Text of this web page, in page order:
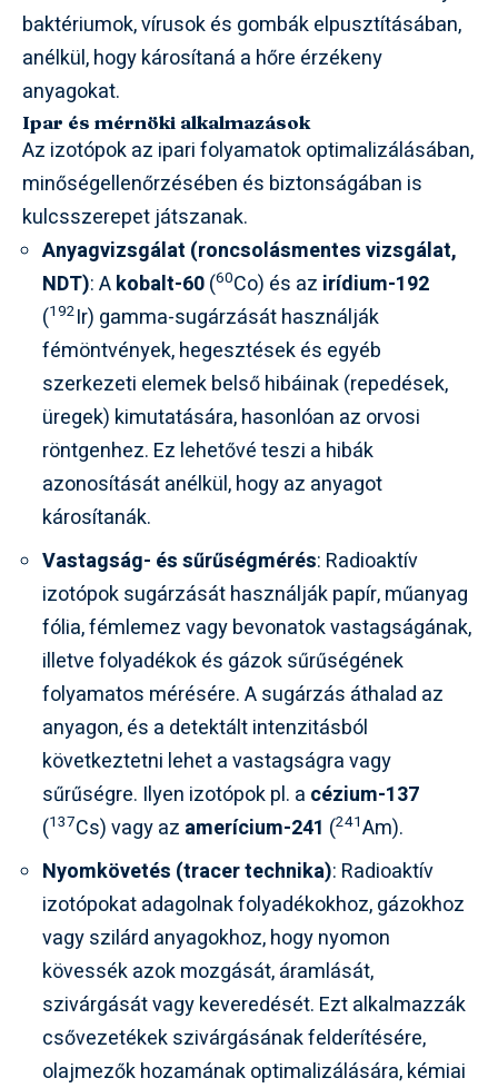
baktériumok, vírusok és gombák elpusztításában,
anélkül, hogy károsítaná a hőre érzékeny
anyagokat.
Ipar és mérnöki alkalmazások
Az izotópok az ipari folyamatok optimalizálásában,
minőségellenőrzésében és biztonságában is
kulcsszerepet játszanak.
Anyagvizsgálat (roncsolásmentes vizsgálat,
NDT): Akobalt-60(60Co) és az irídium-192
(192Ir) gamma-sugárzását használják
fémöntvények, hegesztések és egyéb
szerkezeti elemek belső hibáinak (repedések,
üregek) kimutatására, hasonlóan az orvosi
röntgenhez. Ez lehetővé teszi a hibák
azonosítását anélkül, hogy az anyagot
károsítanák.
Vastagság- és sűrűségmérés: Radioaktív
izotópok sugárzását használják papír, műanyag
fólia, fémlemez vagy bevonatok vastagságának,
illetve folyadékok és gázok sűrűségének
folyamatos mérésére. A sugárzás áthalad az
anyagon, és a detektált intenzitásból
következtetni lehet a vastagságra vagy
sűrűségre. Ilyen izotópok pl. a cézium-137
(137Cs) vagy az amerícium-241 (241Am).
Nyomkövetés (tracer technika): Radioaktív
izotópokat adagolnak folyadékokhoz, gázokhoz
vagy szilárd anyagokhoz, hogy nyomon
kövessék azok mozgását, áramlását,
szivárgását vagy keveredését. Ezt alkalmazzák
csővezetékek szivárgásának felderítésére,
olajmezők hozamának optimalizálására, kémiai